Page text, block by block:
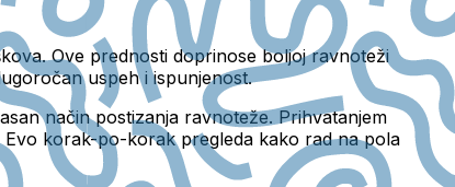
Ove prednosti doprinose boljoj ravnoteži
uspeh i ispunjenost.
način postizanja ravnoteže. Prihvatanjem
korak-po-korak pregleda kako rad na pola